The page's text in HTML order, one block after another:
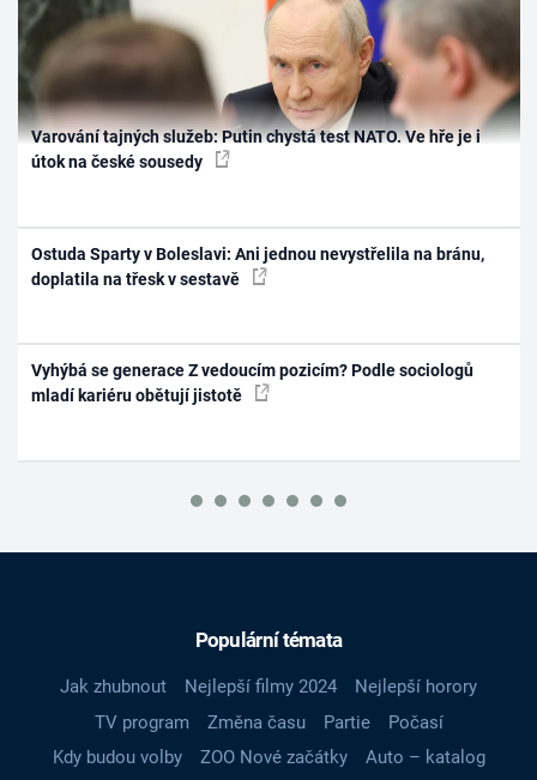
Varování tajných služeb: Putin chystá test NATO. Ve hře je i
útok na české sousedy
Ostuda Sparty v Boleslavi: Ani jednou nevystřelila na bránu,
doplatila na třesk v sestavě
Vyhýbá se generace Z vedoucím pozicím? Podle sociologů
mladí kariéru obětují jistotě
Populární témata
Jak zhubnout Nejlepší filmy 2024
Nejlepší horory
TV program
Změna času Partie
Počasí
Kdy budou volby
ZOO Nové začátky
Auto – katalog